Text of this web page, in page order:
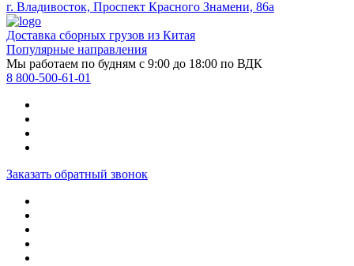
г. Владивосток, Проспект Красного Знамени, 86а
Доставка сборных грузов из Китая
Популярные направления
Мы работаем по будням с 9:00 до 18:00 по ВДК
8 800-500-61-01
Заказать обратный звонок